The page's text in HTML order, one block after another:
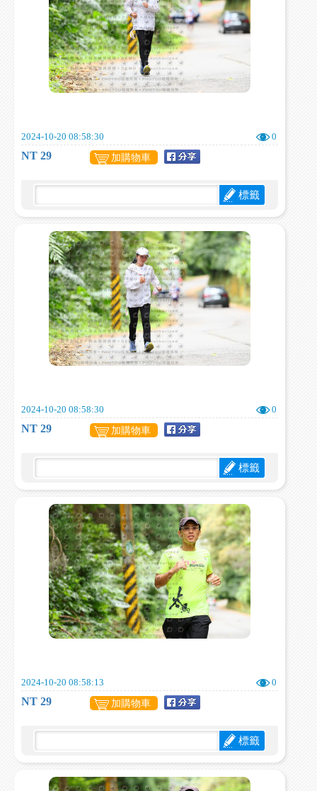
2024-10-20 08:58:30 0
NT 29 加購物車
標籤
2024-10-20 08:58:30 0
NT 29 加購物車
標籤
2024-10-20 08:58:13 0
NT 29 加購物車
標籤